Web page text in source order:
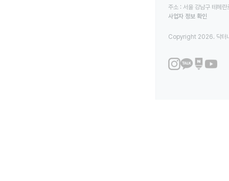
주소 : 서울 강남구 테헤
사업자 정보 확인
Copyright 2026. 닥터